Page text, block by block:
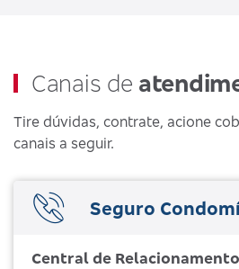
Canais de
Tire dúvidas, contrate, acione
canais a seguir.
Seguro
Central de Relacionamento